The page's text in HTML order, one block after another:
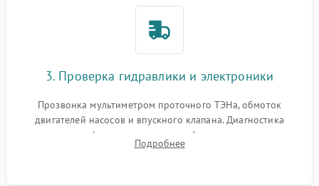
3. Проверка гидравлики и электроники
Прозвонка мультиметром проточного ТЭНа, обмоток
двигателей насосов и впускного клапана. Диагностика
прессостата (датчика уровня воды), датчика мутности,
концевика дверцы и электронного модуля управления.
Подробнее